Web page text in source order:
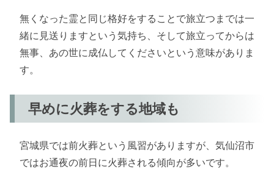
無くなった霊と同じ格好をすることで旅立つまでは一
緒に見送りますという気持ち、そして旅立ってからは
無事、あの世に成仏してくださいという意味がありま
す。
早めに火葬をする地域も
宮城県では前火葬という風習がありますが、気仙沼市
ではお通夜の前日に火葬される傾向が多いです。